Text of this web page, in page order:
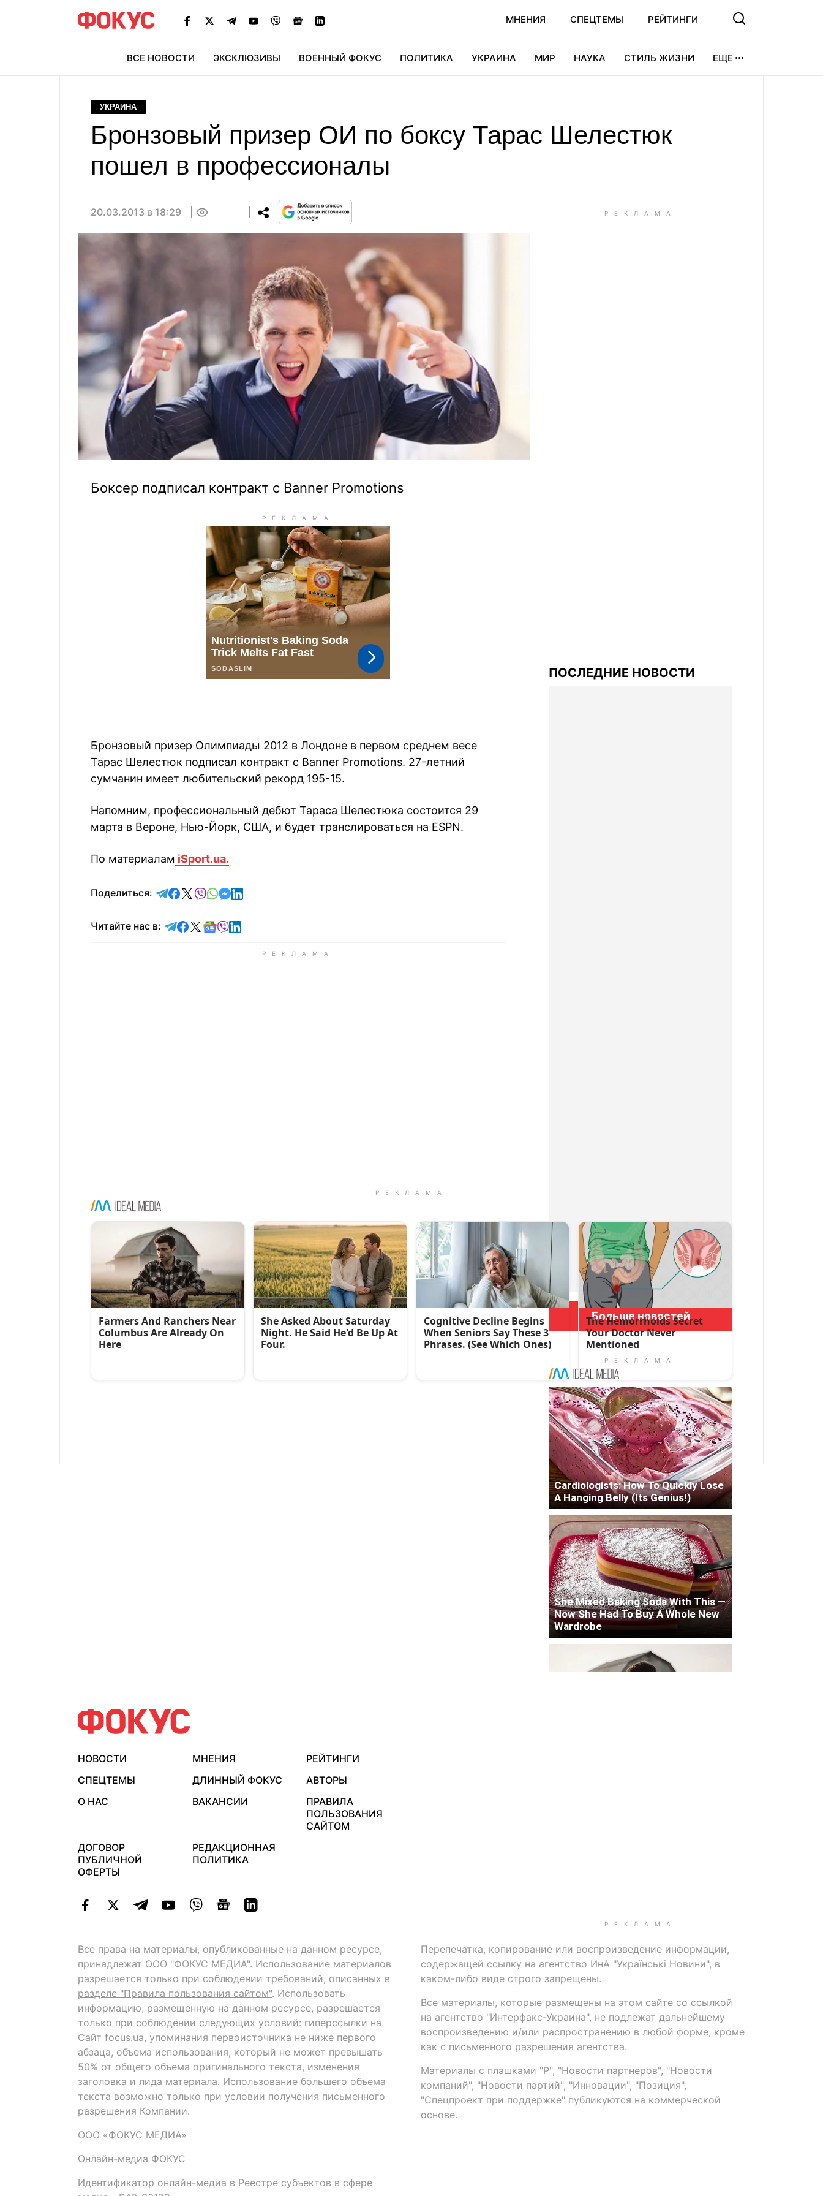
МНЕНИЯ СПЕЦТЕМЫ РЕЙТИНГИ
ВСЕ НОВОСТИ ЭКСКЛЮЗИВЫ ВОЕННЫЙ ФОКУС ПОЛИТИКА УКРАИНА МИР НАУКА СТИЛЬ ЖИЗНИ ЕЩЕ
УКРАИНА
Бронзовый призер ОИ по боксу Тарас Шелестюк
пошел в профессионалы
20.03.2013 в 18:29
Боксер подписал контракт с Вanner Promotions
Бронзовый призер Олимпиады 2012 в Лондоне в первом среднем весе
Тарас Шелестюк подписал контракт с Banner Promotions. 27-летний
сумчанин имеет любительский рекорд 195-15.
Напомним, профессиональный дебют Тараса Шелестюка состоится 29
марта в Вероне, Нью-Йорк, США, и будет транслироваться на ESPN.
По материалам iSport.ua.
Поделиться: отправить в Telegram
поделиться в Facebook
поделиться в X
отправить в Viber
отправить в Whatsapp
отправить в Messenger
отправить в LinkedIn
Читайте нас в: Читайте в Telegram
Читайте в Facebook
Читайте в X
Читайте в Google news
Читайте в Viber
Читайте в LinkedIn
ПОСЛЕДНИЕ НОВОСТИ
Больше новостей
НОВОСТИ МНЕНИЯ
РЕЙТИНГИ
СПЕЦТЕМЫ
ДЛИННЫЙ ФОКУС
АВТОРЫ
О НАС
ВАКАНСИИ
ПРАВИЛА
ПОЛЬЗОВАНИЯ
САЙТОМ
ДОГОВОР
ПУБЛИЧНОЙ
ОФЕРТЫ
РЕДАКЦИОННАЯ
ПОЛИТИКА
Все права на материалы, опубликованные на данном ресурсе,
принадлежат ООО "ФОКУС МЕДИА". Использование материалов
разрешается только при соблюдении требований, описанных в
разделе "Правила пользования сайтом". Использовать
информацию, размещенную на данном ресурсе, разрешается
только при соблюдении следующих условий: гиперссылки на
Сайт focus.ua, упоминания первоисточника не ниже первого
абзаца, объема использования, который не может превышать
50% от общего объема оригинального текста, изменения
заголовка и лида материала. Использование большего объема
текста возможно только при условии получения письменного
разрешения Компании.
ООО «ФОКУС МЕДИА»
Онлайн-медиа ФОКУС
Идентификатор онлайн-медиа в Реестре субъектов в сфере
Перепечатка, копирование или воспроизведение информации,
содержащей ссылку на агентство ИнА "Українські Новини", в
каком-либо виде строго запрещены.
Все материалы, которые размещены на этом сайте со ссылкой
на агентство "Интерфакс-Украина", не подлежат дальнейшему
воспроизведению и/или распространению в любой форме, кроме
как с письменного разрешения агентства.
Материалы с плашками "Р", "Новости партнеров", "Новости
компаний", "Новости партий", "Инновации", "Позиция",
"Спецпроект при поддержке" публикуются на коммерческой
основе.